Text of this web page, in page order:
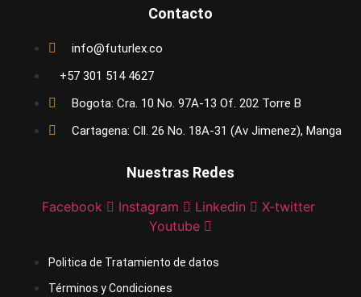
Contacto
info@futurlex.co
+57 301 514 4627
Bogota: Cra. 10 No. 97A-13 Of. 202 Torre B
Cartagena: Cll. 26 No. 18A-31 (Av Jimenez), Manga
Nuestras Redes
Facebook Instagram Linkedin
X-twitter
Youtube
Politica de Tratamiento de datos
Términos y Condiciones